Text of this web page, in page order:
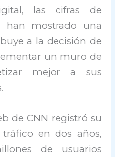
las cifras de
han mostrado una
a la decisión de
un muro de
mejor a sus
de CNN registró su
en dos años,
de usuarios